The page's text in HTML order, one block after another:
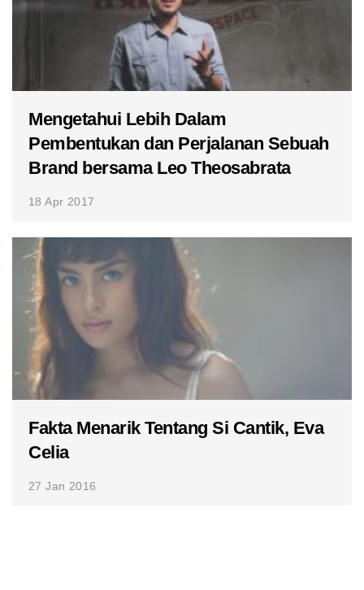
Mengetahui Lebih Dalam
Pembentukan dan Perjalanan Sebuah
Brand bersama Leo Theosabrata
18 Apr 2017
Fakta Menarik Tentang Si Cantik, Eva
Celia
27 Jan 2016